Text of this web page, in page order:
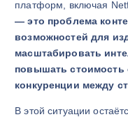
платформ, включая
— это проблема
возможностей для
масштабировать
повышать стоимость
конкуренции между
В этой ситуации